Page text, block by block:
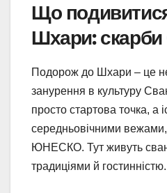
Що
Шхари: скарби
Подорож до Шхари – це
занурення в культуру
просто стартова точка, а
середньовічними
ЮНЕСКО. Тут живуть
традиціями й гостинністю.